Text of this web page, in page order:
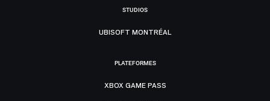
STUDIOS
UBISOFT MONTRÉAL
PLATEFORMES
XBOX GAME PASS